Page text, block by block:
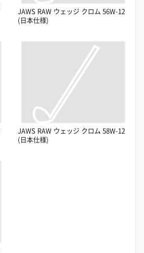
JAWS RAW ウェッジ クロム 56W-12
(日本仕様)
JAWS RAW ウェッジ クロム 58W-12
(日本仕様)